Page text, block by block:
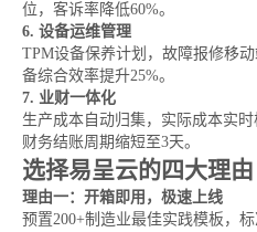
位，客诉率降低60%。
6. 设备运维管理
TPM设备保养计划，故障报修移
备综合效率提升25%。
7. 业财一体化
生产成本自动归集，实际成本实
财务结账周期缩短至3天。
选择易呈云的四大理由
理由一：开箱即用，极速上线
预置200+制造业最佳实践模板，